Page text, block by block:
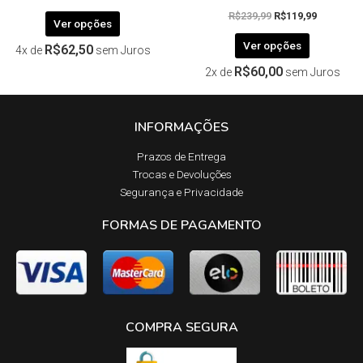
Ver opções
4x de R$62,50 sem Juros
R$239,99 R$119,99
Ver opções
2x de R$60,00 sem Juros
INFORMAÇÕES
Prazos de Entrega​
Trocas e Devoluções​
Segurança e Privacidade
FORMAS DE PAGAMENTO
COMPRA SEGURA